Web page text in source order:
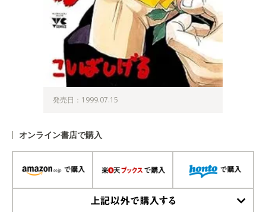
発売日：1999.07.15
オンライン書店で購入